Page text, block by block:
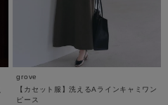
grove
【カセット服】洗えるAラインキャミワン
ピース